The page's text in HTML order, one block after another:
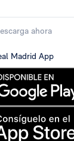
ahora
Madrid App